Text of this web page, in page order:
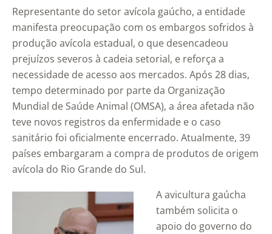
Representante do setor avícola gaúcho, a entidade
manifesta preocupação com os embargos sofridos à
produção avícola estadual, o que desencadeou
prejuízos severos à cadeia setorial, e reforça a
necessidade de acesso aos mercados. Após 28 dias,
tempo determinado por parte da Organização
Mundial de Saúde Animal (OMSA), a área afetada não
teve novos registros da enfermidade e o caso
sanitário foi oficialmente encerrado. Atualmente, 39
países embargaram a compra de produtos de origem
avícola do Rio Grande do Sul.
A avicultura gaúcha
também solicita o
apoio do governo do